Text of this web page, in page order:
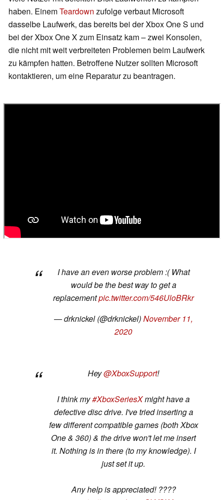
haben. EinemTeardown zufolge verbaut Microsoft
dasselbe Laufwerk, das bereits bei der Xbox One S und
bei der Xbox One X zum Einsatz kam – zwei Konsolen,
die nicht mit weit verbreiteten Problemen beim Laufwerk
zu kämpfen hatten. Betroffene Nutzer sollten Microsoft
kontaktieren, um eine Reparatur zu beantragen.
I have an even worse problem :( What
would be the best way to get a
replacementpic.twitter.com/546UloBRkr
— drknickel (@drknickel)November 11,
2020
Hey@XboxSupport!
I think my#XboxSeriesXmight have a
defective disc drive. I've tried inserting a
few different compatible games (both Xbox
One & 360) & the drive won't let me insert
it. Nothing is in there (to my knowledge). I
just set it up.
Any help is appreciated! ????